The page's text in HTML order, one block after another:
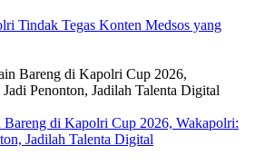
Tindak Tegas Konten Medsos yang
di Kapolri Cup 2026, Wakapolri:
Jadilah Talenta Digital